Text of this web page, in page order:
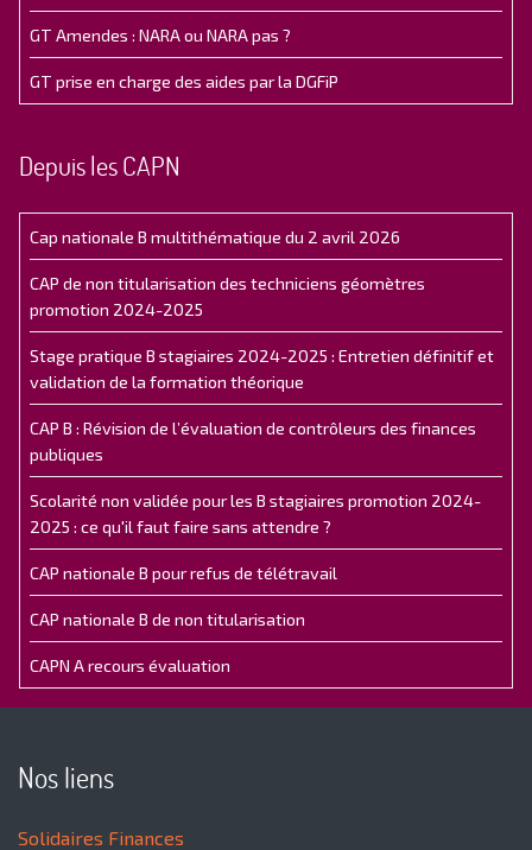
GT Amendes : NARA ou NARA pas ?
GT prise en charge des aides par la DGFiP
Depuis les CAPN
Cap nationale B multithématique du 2 avril 2026
CAP de non titularisation des techniciens géomètres
promotion 2024-2025
Stage pratique B stagiaires 2024-2025 : Entretien définitif et
validation de la formation théorique
CAP B : Révision de l’évaluation de contrôleurs des finances
publiques
Scolarité non validée pour les B stagiaires promotion 2024-
2025 : ce qu'il faut faire sans attendre ?
CAP nationale B pour refus de télétravail
CAP nationale B de non titularisation
CAPN A recours évaluation
Nos liens
Solidaires Finances